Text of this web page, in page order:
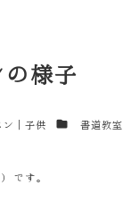
の様子
ン｜子供 カテゴリー
書道教室
です。